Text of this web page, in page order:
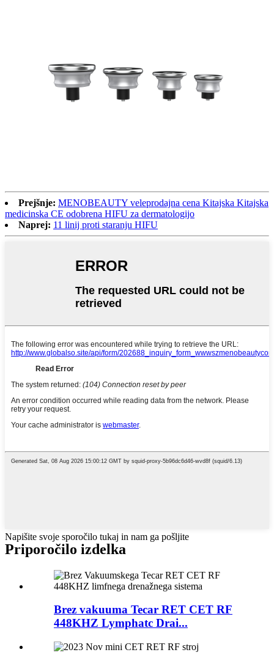
Prejšnje: MENOBEAUTY veleprodajna cena Kitajska Kitajska
medicinska CE odobrena HIFU za dermatologijo
Naprej: 11 linij proti staranju HIFU
Napišite svoje sporočilo tukaj in nam ga pošljite
Priporočilo izdelka
Brez vakuuma Tecar RET CET RF
448KHZ Lymphatc Drai...